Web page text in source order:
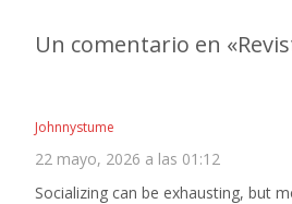
de
Un comentario en «
Johnnystume
22 mayo, 2026 a las 01:12
Socializing can be exhausting, but